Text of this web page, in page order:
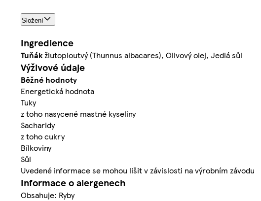
Složení
Ingredience
Tuňákžlutoploutvý (Thunnus albacares), Olivový olej, Jedlá sůl
Výživové údaje
Běžné hodnoty
Energetická hodnota
Tuky
z toho nasycené mastné kyseliny
Sacharidy
z toho cukry
Bílkoviny
Sůl
Uvedené informace se mohou lišit v závislosti na výrobním závodu
Informace o alergenech
Obsahuje: Ryby